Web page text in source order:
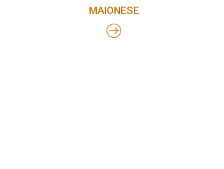
MAIONESE